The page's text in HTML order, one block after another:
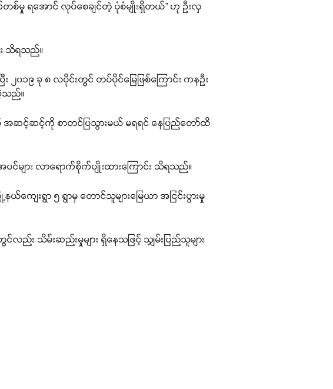
စ်မှု ရအောင် လုပ်စေချင်တဲ့ ပုံစံမျိုးရှိတယ်” ဟု ဦးလှ
း သိရသည်။
၂၀၁၉ ခု ၈ လပိုင်းတွင် တပ်ပိုင်မြေဖြစ်ကြောင်း ကနဦး
သည်။
အဆင့်ဆင့်ကို စာတင်ပြသွားမယ် မရရင် နေပြည်တော်ထိ
များ လာရောက်စိုက်ပျိုးထားကြောင်း သိရသည်။
ေးရွာ ၅ ရွာမှ တောင်သူများမြေယာ အငြင်းပွားမှု
ည်း သိမ်းဆည်းမှုများ ရှိနေသဖြင့် သျှမ်းပြည်သူများ